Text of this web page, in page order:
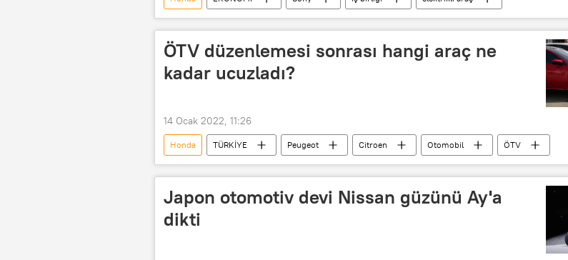
Elektrikli otomobil
Araba Japonya
ÖTV düzenlemesi sonrası hangi araç ne
kadar ucuzladı?
14 Ocak 2022, 11:26
Honda TÜRKİYE Peugeot Citroen Otomobil
ÖTV
Özel Tüketim Vergisi (ÖTV)
Japon otomotiv devi Nissan güzünü Ay'a
dikti